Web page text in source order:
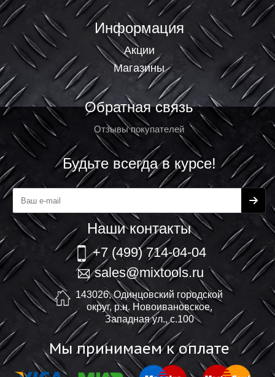
Информация
Акции
Магазины
Обратная связь
Отзывы покупателей
Будьте всегда в курсе!
Наши контакты
+7 (499) 714-04-04
sales@mixtools.ru
143026, Одинцовский городской
округ, р.н. Новоивановское,
Западная ул., с.100
Мы принимаем к оплате